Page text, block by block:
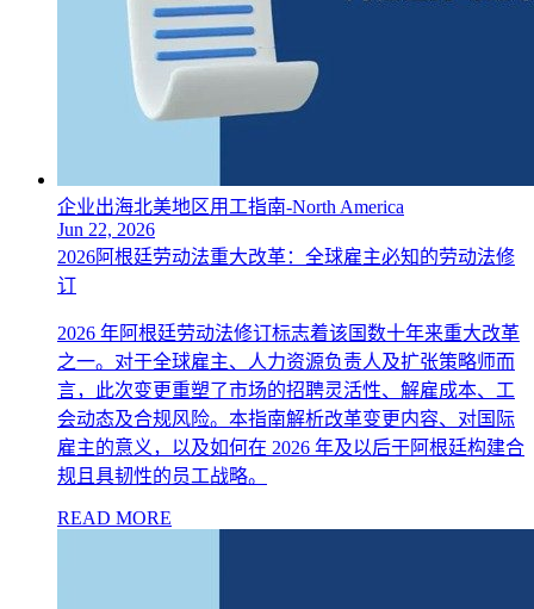
企业出海北美地区用工指南-North America
Jun 22, 2026
2026阿根廷劳动法重大改革：全球雇主必知的劳动法修
订
2026 年阿根廷劳动法修订标志着该国数十年来重大改革
之一。对于全球雇主、人力资源负责人及扩张策略师而
言，此次变更重塑了市场的招聘灵活性、解雇成本、工
会动态及合规风险。本指南解析改革变更内容、对国际
雇主的意义，以及如何在 2026 年及以后于阿根廷构建合
规且具韧性的员工战略。
READ MORE